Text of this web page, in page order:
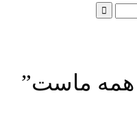
ماست”